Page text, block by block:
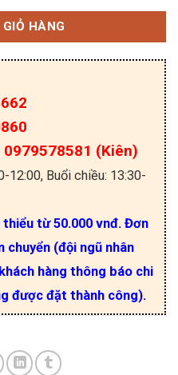
HÀNG
(Kiên)
12:00, Buổi chiều: 13:30-
từ 50.000 vnđ. Đơn
chuyển (đội ngũ nhân
hàng thông báo chi
được đặt thành công).